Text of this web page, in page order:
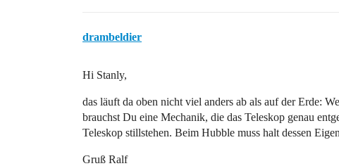
drambeldier
Hi Stanly,
das läuft da oben nicht viel anders ab als auf der Erde:
brauchst Du eine Mechanik, die das Teleskop genau
Teleskop stillstehen. Beim Hubble muss halt dessen
Gruß Ralf